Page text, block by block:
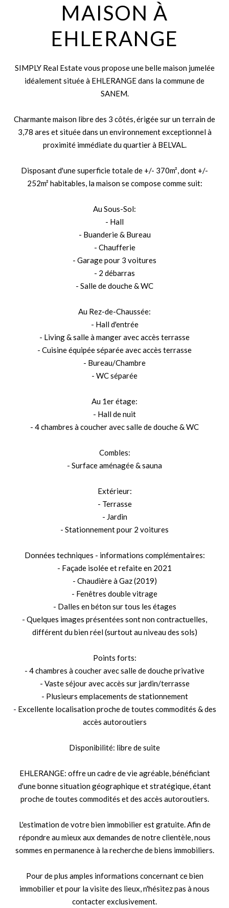
MAISON À
EHLERANGE
SIMPLY Real Estate vous propose une belle maison jumelée
idéalement située à EHLERANGE dans la commune de
SANEM.
Charmante maison libre des 3 côtés, érigée sur un terrain de
3,78 ares et située dans un environnement exceptionnel à
proximité immédiate du quartier à BELVAL.
Disposant d'une superficie totale de +/- 370m², dont +/-
252m² habitables, la maison se compose comme suit:
Au Sous-Sol:
- Hall
- Buanderie & Bureau
- Chaufferie
- Garage pour 3 voitures
- 2 débarras
- Salle de douche & WC
Au Rez-de-Chaussée:
- Hall d'entrée
- Living & salle à manger avec accès terrasse
- Cuisine équipée séparée avec accès terrasse
- Bureau/Chambre
- WC séparée
Au 1er étage:
- Hall de nuit
- 4 chambres à coucher avec salle de douche & WC
Combles:
- Surface aménagée & sauna
Extérieur:
- Terrasse
- Jardin
- Stationnement pour 2 voitures
Données techniques - informations complémentaires:
- Façade isolée et refaite en 2021
- Chaudière à Gaz (2019)
- Fenêtres double vitrage
- Dalles en béton sur tous les étages
- Quelques images présentées sont non contractuelles,
différent du bien réel (surtout au niveau des sols)
Points forts:
- 4 chambres à coucher avec salle de douche privative
- Vaste séjour avec accès sur jardin/terrasse
- Plusieurs emplacements de stationnement
- Excellente localisation proche de toutes commodités & des
accès autoroutiers
Disponibilité: libre de suite
EHLERANGE: offre un cadre de vie agréable, bénéficiant
d'une bonne situation géographique et stratégique, étant
proche de toutes commodités et des accès autoroutiers.
L'estimation de votre bien immobilier est gratuite. Afin de
répondre au mieux aux demandes de notre clientèle, nous
sommes en permanence à la recherche de biens immobiliers.
Pour de plus amples informations concernant ce bien
immobilier et pour la visite des lieux, n'hésitez pas à nous
contacter exclusivement.